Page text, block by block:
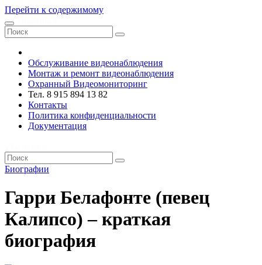
Перейти к содержимому
Обслуживание видеонаблюдения
Монтаж и ремонт видеонаблюдения
Охранный Видеомониторинг
Тел. 8 915 894 13 82
Контакты
Политика конфиденциальности
Документация
Биографии
Гарри Белафонте (певец
Калипсо) – краткая
биография